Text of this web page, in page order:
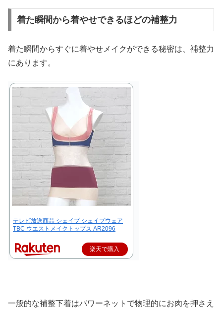
着た瞬間から着やせできるほどの補整力
着た瞬間からすぐに着やせメイクができる秘密は、補整力
にあります。
テレビ放送商品 シェイプ シェイプウェア
TBC ウエストメイクトップス AR2096
楽天で購入
一般的な補整下着はパワーネットで物理的にお肉を押さえ